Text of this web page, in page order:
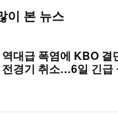
이 본 뉴스
역대급 폭염에 KBO 결
전경기 취소…6일 긴급